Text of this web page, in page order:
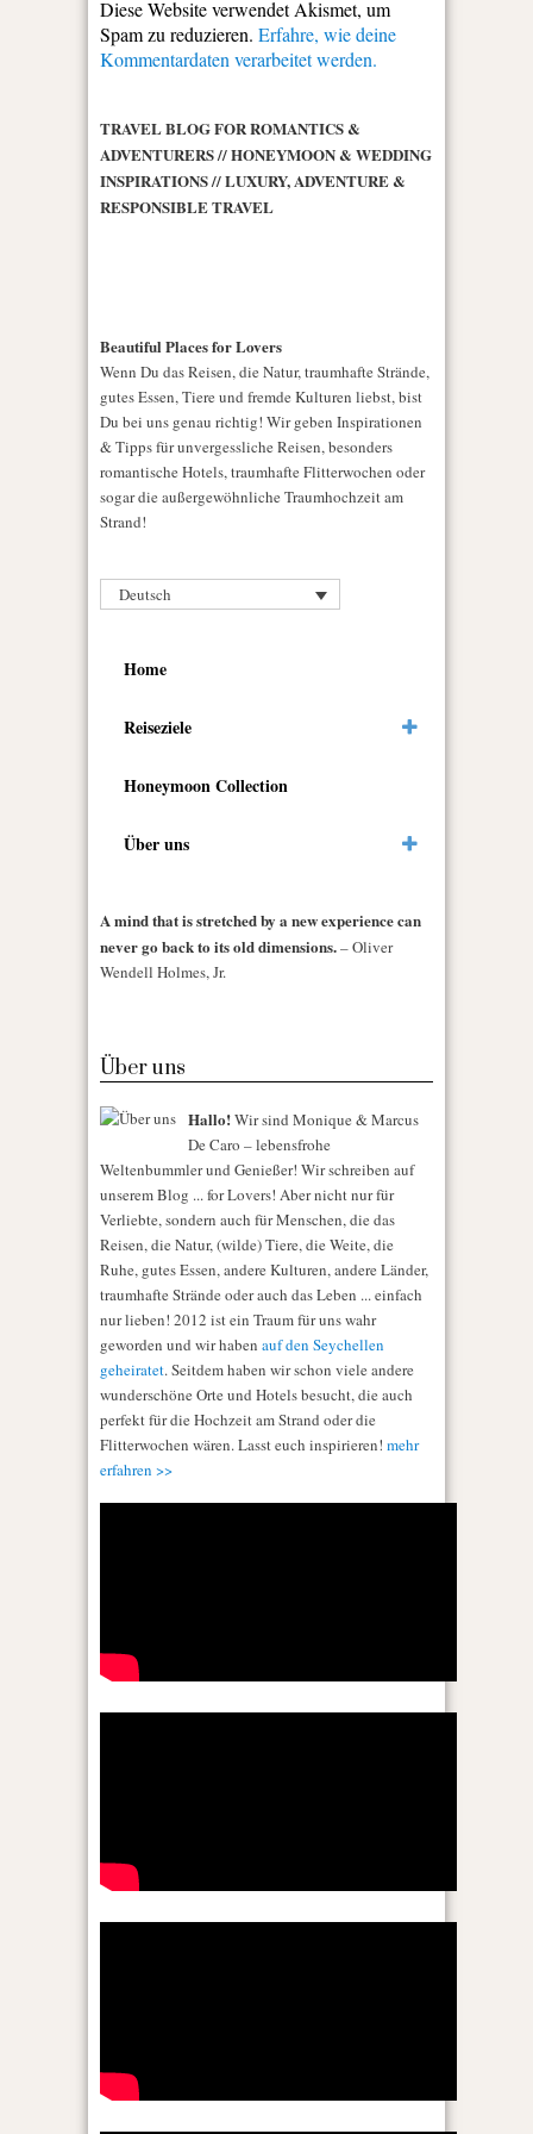
Diese Website verwendet Akismet, um
Spam zu reduzieren. Erfahre, wie deine
Kommentardaten verarbeitet werden.
TRAVEL BLOG FOR ROMANTICS &
ADVENTURERS // HONEYMOON & WEDDING
INSPIRATIONS // LUXURY, ADVENTURE &
RESPONSIBLE TRAVEL
Beautiful Places for Lovers
Wenn Du das Reisen, die Natur, traumhafte Strände,
gutes Essen, Tiere und fremde Kulturen liebst, bist
Du bei uns genau richtig! Wir geben Inspirationen
& Tipps für unvergessliche Reisen, besonders
romantische Hotels, traumhafte Flitterwochen oder
sogar die außergewöhnliche Traumhochzeit am
Strand!
Deutsch
Home
Reiseziele
Honeymoon Collection
Über uns
A mind that is stretched by a new experience can
never go back to its old dimensions.– Oliver
Wendell Holmes, Jr.
Über uns
Hallo!Wir sind Monique & Marcus
De Caro – lebensfrohe
Weltenbummler und Genießer! Wir schreiben auf
unserem Blog ... for Lovers! Aber nicht nur für
Verliebte, sondern auch für Menschen, die das
Reisen, die Natur, (wilde) Tiere, die Weite, die
Ruhe, gutes Essen, andere Kulturen, andere Länder,
traumhafte Strände oder auch das Leben ... einfach
nur lieben! 2012 ist ein Traum für uns wahr
geworden und wir haben auf den Seychellen
geheiratet. Seitdem haben wir schon viele andere
wunderschöne Orte und Hotels besucht, die auch
perfekt für die Hochzeit am Strand oder die
Flitterwochen wären. Lasst euch inspirieren! mehr
erfahren >>